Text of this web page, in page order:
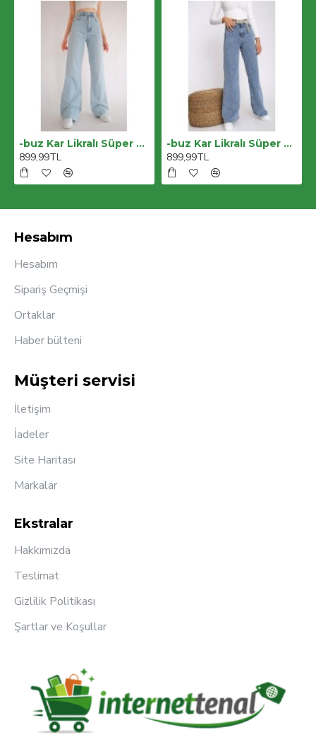
-buz Kar Likralı Süper Yüksek Bel Salaş Jeans Palazzo Pantolon. (süper Yüksek) Wide Leg
899,99TL
-buz Kar Likralı Süper Yüksek Bel Salaş Jeans Palazzo Pantolon. (süper Yüksek) Wide Leg
899,99TL
Hesabım
Hesabım
Sipariş Geçmişi
Ortaklar
Haber bülteni
Müşteri servisi
İletişim
İadeler
Site Haritası
Markalar
Ekstralar
Hakkımızda
Teslimat
Gizlilik Politikası
Şartlar ve Koşullar